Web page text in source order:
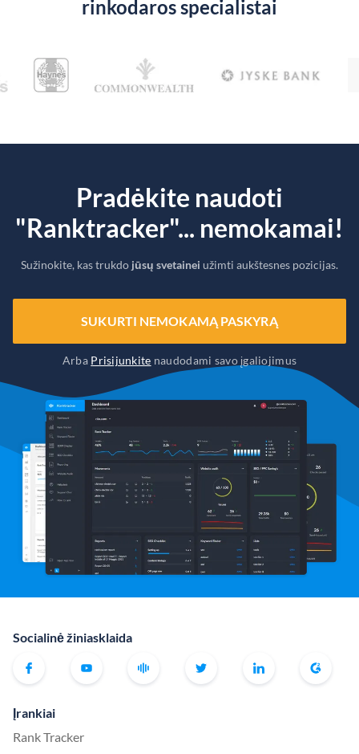
rinkodaros specialistai
Pradėkite naudoti
"Ranktracker"... nemokamai!
Sužinokite, kas trukdo jūsų svetainei užimti aukštesnes pozicijas.
SUKURTI NEMOKAMĄ PASKYRĄ
Arba Prisijunkite naudodami savo įgaliojimus
Socialinė žiniasklaida
Įrankiai
Rank Tracker